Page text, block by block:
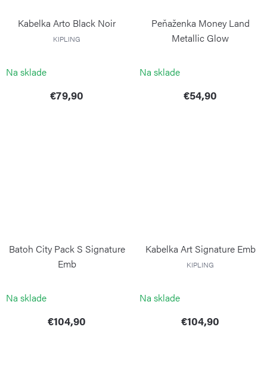
Kabelka Arto Black Noir
KIPLING
Na sklade
€79,90
Peňaženka Money Land
Metallic Glow
Na sklade
€54,90
Batoh City Pack S Signature
Emb
Na sklade
€104,90
Kabelka Art Signature Emb
KIPLING
Na sklade
€104,90